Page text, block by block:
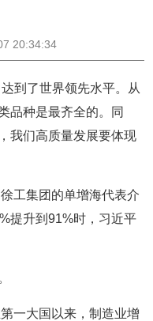
20:34:34
到了世界领先水平。从
品种是最齐全的。同
我们高质量发展要体现
工集团的单增海代表介
提升到91%时，习近平
一大国以来，制造业增